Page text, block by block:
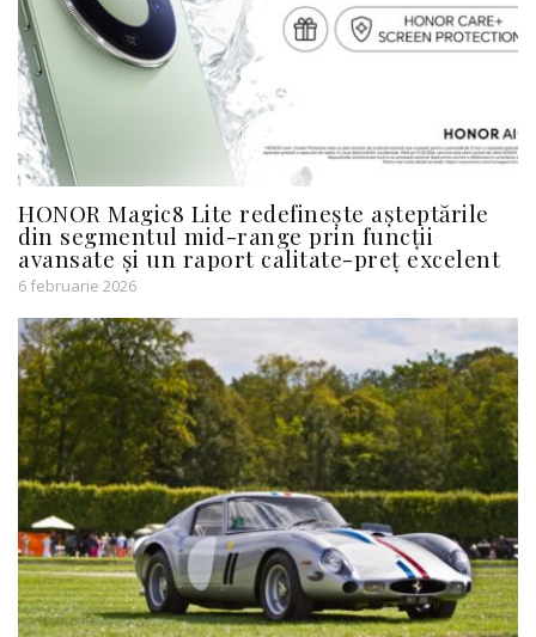
HONOR Magic8 Lite redefinește așteptările
din segmentul mid-range prin funcții
avansate și un raport calitate-preț excelent
6 februarie 2026